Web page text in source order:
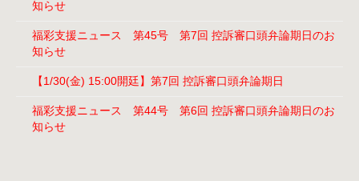
知らせ
福彩支援ニュース 第45号 第7回 控訴審口頭弁論期日のお
知らせ
【1/30(金) 15:00開廷】第7回 控訴審口頭弁論期日
福彩支援ニュース 第44号 第6回 控訴審口頭弁論期日のお
知らせ